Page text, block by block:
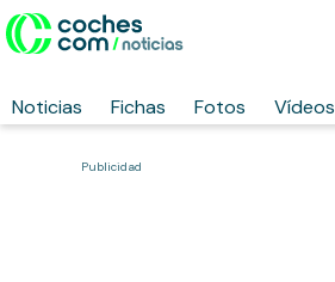
Noticias Fichas Fotos Vídeos
Publicidad